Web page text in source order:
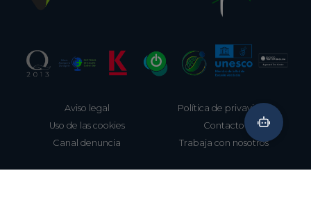
Aviso legal
Política de privavidad
Uso de las cookies
Contacto
Canal denuncia
Trabaja con nosotros